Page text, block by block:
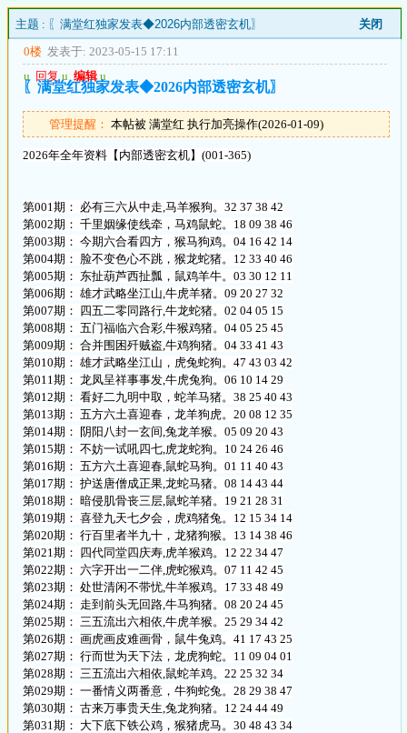
主题 : 〖满堂红独家发表◆2026内部透密玄机〗
关闭
0楼 发表于: 2023-05-15 17:11
u 回复 u 编辑 u
〖满堂红独家发表◆2026内部透密玄机〗
管理提醒： 本帖被 满堂红 执行加亮操作(2026-01-09)
2026年全年资料【内部透密玄机】(001-365)
第001期： 必有三六从中走,马羊猴狗。32 37 38 42
第002期： 千里姻缘使线牵，马鸡鼠蛇。18 09 38 46
第003期： 今期六合看四方，猴马狗鸡。04 16 42 14
第004期： 脸不变色心不跳，猴龙蛇猪。12 33 40 46
第005期： 东扯葫芦西扯瓢，鼠鸡羊牛。03 30 12 11
第006期： 雄才武略坐江山,牛虎羊猪。09 20 27 32
第007期： 四五二零同路行,牛龙蛇猪。02 04 05 15
第008期： 五门福临六合彩,牛猴鸡猪。04 05 25 45
第009期： 合并围困歼贼盗,牛鸡狗猪。04 33 41 43
第010期： 雄才武略坐江山，虎兔蛇狗。47 43 03 42
第011期： 龙凤呈祥事事发,牛虎兔狗。06 10 14 29
第012期： 看好二九明中取，蛇羊马猪。38 25 40 43
第013期： 五方六土喜迎春，龙羊狗虎。20 08 12 35
第014期： 阴阳八封一玄间,兔龙羊猴。05 09 20 43
第015期： 不妨一试吼四七,虎龙蛇狗。10 24 26 46
第016期： 五方六土喜迎春,鼠蛇马狗。01 11 40 43
第017期： 护送唐僧成正果,龙蛇马猪。08 14 43 44
第018期： 暗侵肌骨丧三层,鼠蛇羊猪。19 21 28 31
第019期： 喜登九天七夕会，虎鸡猪兔。12 15 34 14
第020期： 行百里者半九十，龙猪狗猴。13 14 38 46
第021期： 四代同堂四庆寿,虎羊猴鸡。12 22 34 47
第022期： 六字开出一二伴,虎蛇猴鸡。07 11 42 45
第023期： 处世清闲不带忧,牛羊猴鸡。17 33 48 49
第024期： 走到前头无回路,牛马狗猪。08 20 24 45
第025期： 三五流出六相依,牛虎羊猴。25 29 34 42
第026期： 画虎画皮难画骨，鼠牛兔鸡。41 17 43 25
第027期： 行而世为天下法，龙虎狗蛇。11 09 04 01
第028期： 三五流出六相依,鼠蛇羊鸡。22 25 32 34
第029期： 一番情义两番意，牛狗蛇兔。28 29 38 47
第030期： 古来万事贵天生,兔龙狗猪。12 24 44 49
第031期： 大下底下铁公鸡，猴猪虎马。30 48 43 34